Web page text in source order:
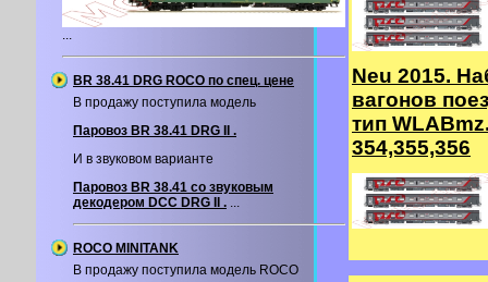
...
BR 38.41 DRG ROCO по спец. цене
В продажу поступила модель
Паровоз BR 38.41 DRG II .
И в звуковом варианте
Паровоз BR 38.41 со звуковым
декодером DCC DRG II . ...
ROCO MINITANK
В продажу поступила модель ROCO
Neu 2015.
вагонов
тип
354,355,356